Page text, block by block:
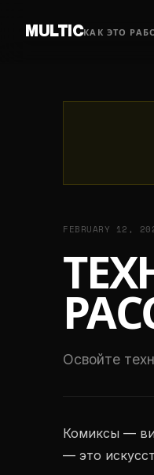
MULTICКАК ЭТО
FEBRUARY 12,
Освойте
Комиксы —
— это